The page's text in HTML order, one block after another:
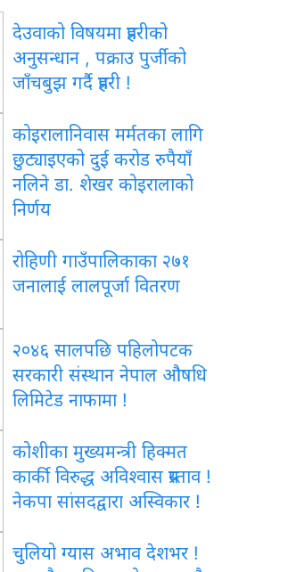
देउवाको विषयमा प्रहरीको
अनुसन्धान , पक्राउ पुर्जीको
जाँचबुझ गर्दै प्रहरी !
कोइरालानिवास मर्मतका लागि
छुट्याइएको दुई करोड रुपैयाँ
नलिने डा. शेखर कोइरालाको
निर्णय
रोहिणी गाउँपालिकाका २७१
जनालाई लालपूर्जा वितरण
२०४६ सालपछि पहिलोपटक
सरकारी संस्थान नेपाल औषधि
लिमिटेड नाफामा !
कोशीका मुख्यमन्त्री हिक्मत
कार्की विरुद्ध अविश्वास प्रस्ताव !
नेकपा सांसदद्वारा अस्विकार !
चुलियो ग्यास अभाव देशभर !